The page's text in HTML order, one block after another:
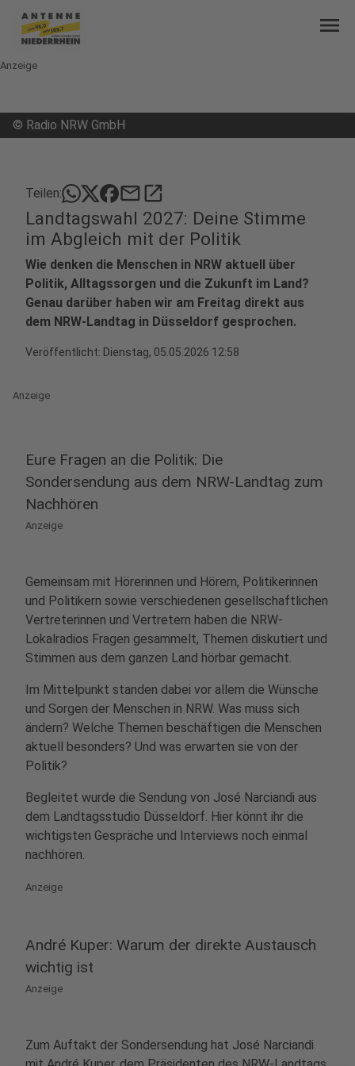
menu
Anzeige
© Radio NRW GmbH
Teilen: mailopen_in_new
Landtagswahl 2027: Deine Stimme
im Abgleich mit der Politik
Wie denken die Menschen in NRW aktuell über
Politik, Alltagssorgen und die Zukunft im Land?
Genau darüber haben wir am Freitag direkt aus
dem NRW-Landtag in Düsseldorf gesprochen.
Veröffentlicht: Dienstag, 05.05.2026 12:58
Anzeige
Eure Fragen an die Politik: Die
Sondersendung aus dem NRW-Landtag zum
Nachhören
Anzeige
Gemeinsam mit Hörerinnen und Hörern, Politikerinnen
und Politikern sowie verschiedenen gesellschaftlichen
Vertreterinnen und Vertretern haben die NRW-
Lokalradios Fragen gesammelt, Themen diskutiert und
Stimmen aus dem ganzen Land hörbar gemacht.
Im Mittelpunkt standen dabei vor allem die Wünsche
und Sorgen der Menschen in NRW. Was muss sich
ändern? Welche Themen beschäftigen die Menschen
aktuell besonders? Und was erwarten sie von der
Politik?
Begleitet wurde die Sendung von José Narciandi aus
dem Landtagsstudio Düsseldorf. Hier könnt ihr die
wichtigsten Gespräche und Interviews noch einmal
nachhören.
Anzeige
André Kuper: Warum der direkte Austausch
wichtig ist
Anzeige
Zum Auftakt der Sondersendung hat José Narciandi